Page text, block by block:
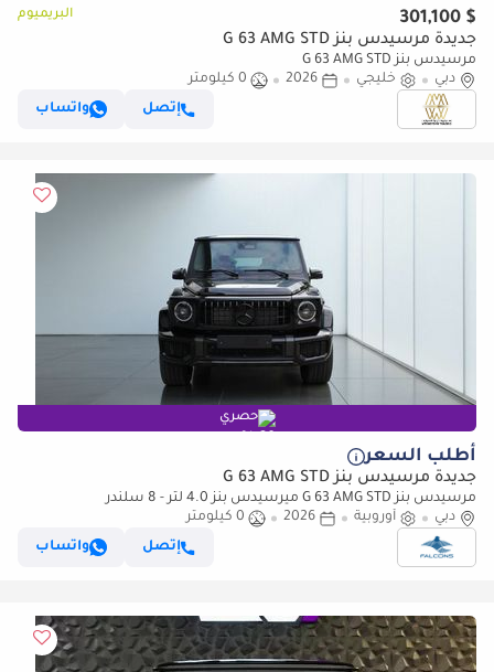
$ 301,100 البريميوم
جديدة مرسيدس بنز G 63 AMG STD
مرسيدس بنز G 63 AMG STD
دبي
خليجي 2026
0 كيلومتر
إتصل
واتساب
حصري
أطلب السعر
جديدة مرسيدس بنز G 63 AMG STD
مرسيدس بنز G 63 AMG STD ميرسيدس بنز 4.0 لتر - 8 سلندر
دبي
أوروبية 2026
0 كيلومتر
إتصل
واتساب